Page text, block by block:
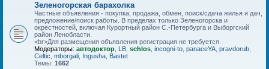
Зеленогорская барахолка
Частные объявления - покупка, продажа, обмен, поиск/сдача жилья и дач,
предложение/поиск работы. В пределах только Зеленогорска и
окрестностей, включая Курортный район С.-Петербурга и Выборгский
район Ленобласти.
<br>Для размещения объявления регистрация не требуется.
Модераторы: автодоктор LB schlos incogni-to panaceYA pravdorub
Celtic mborgali Ingusha Bastet
Темы: 1662